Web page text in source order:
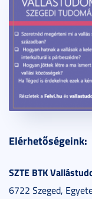
Elérhetőségeink:
SZTE BTK
6722 Szeged,